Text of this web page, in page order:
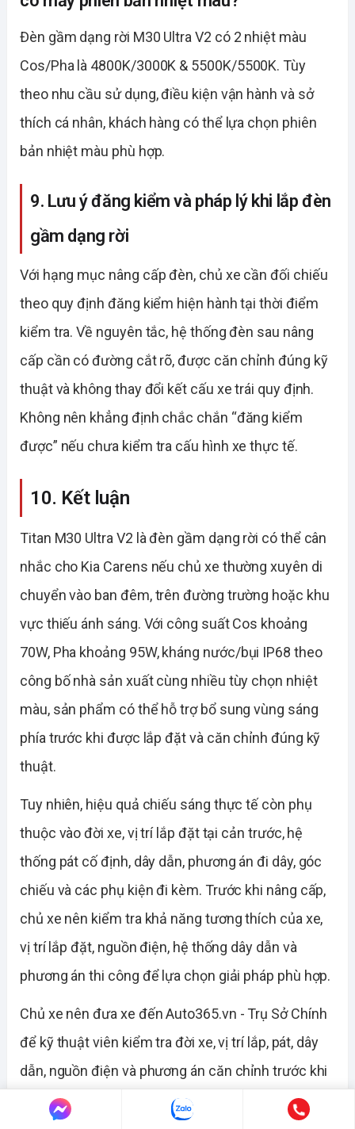
Đèn gầm dạng rời M30 Ultra V2 có 2 nhiệt màu
Cos/Pha là 4800K/3000K & 5500K/5500K. Tùy
theo nhu cầu sử dụng, điều kiện vận hành và sở
thích cá nhân, khách hàng có thể lựa chọn phiên
bản nhiệt màu phù hợp.
9. Lưu ý đăng kiểm và pháp lý khi lắp đèn
gầm dạng rời
Với hạng mục nâng cấp đèn, chủ xe cần đối chiếu
theo quy định đăng kiểm hiện hành tại thời điểm
kiểm tra. Về nguyên tắc, hệ thống đèn sau nâng
cấp cần có đường cắt rõ, được căn chỉnh đúng kỹ
thuật và không thay đổi kết cấu xe trái quy định.
Không nên khẳng định chắc chắn “đăng kiểm
được” nếu chưa kiểm tra cấu hình xe thực tế.
10. Kết luận
Titan M30 Ultra V2 là đèn gầm dạng rời có thể cân
nhắc cho Kia Carens nếu chủ xe thường xuyên di
chuyển vào ban đêm, trên đường trường hoặc khu
vực thiếu ánh sáng. Với công suất Cos khoảng
70W, Pha khoảng 95W, kháng nước/bụi IP68 theo
công bố nhà sản xuất cùng nhiều tùy chọn nhiệt
màu, sản phẩm có thể hỗ trợ bổ sung vùng sáng
phía trước khi được lắp đặt và căn chỉnh đúng kỹ
thuật.
Tuy nhiên, hiệu quả chiếu sáng thực tế còn phụ
thuộc vào đời xe, vị trí lắp đặt tại cản trước, hệ
thống pát cố định, dây dẫn, phương án đi dây, góc
chiếu và các phụ kiện đi kèm. Trước khi nâng cấp,
chủ xe nên kiểm tra khả năng tương thích của xe,
vị trí lắp đặt, nguồn điện, hệ thống dây dẫn và
phương án thi công để lựa chọn giải pháp phù hợp.
Chủ xe nên đưa xe đến Auto365.vn - Trụ Sở Chính
để kỹ thuật viên kiểm tra đời xe, vị trí lắp, pát, dây
dẫn, nguồn điện và phương án căn chỉnh trước khi
quyết định nâng cấp.